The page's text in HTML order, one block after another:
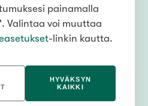
Heinävesi, olitpa
talolle tai mökille.
auttavat
Katso alta kaikki
ja tutustu vaihtoehtoihin.
painamalla
Valintaa voi muuttaa
-linkin kautta.
HYVÄKSYN
KAIKKI